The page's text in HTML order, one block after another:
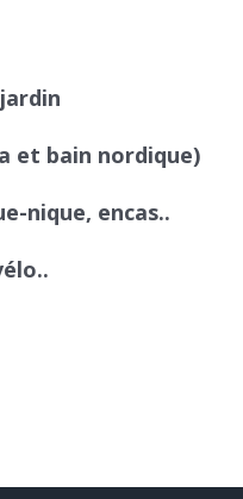
et bain nordique)
nique, encas..